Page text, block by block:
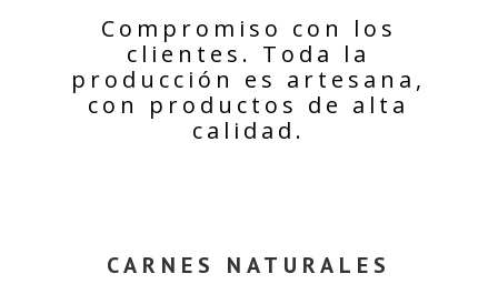
Compromiso con los
clientes. Toda la
producción es artesana,
con productos de alta
calidad.
CARNES NATURALES